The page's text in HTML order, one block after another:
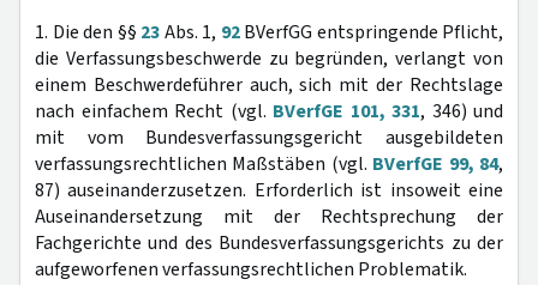
1. Die den §§ 23Abs. 1, 92BVerfGG entspringende Pflicht,
die Verfassungsbeschwerde zu begründen, verlangt von
einem Beschwerdeführer auch, sich mit der Rechtslage
nach einfachem Recht (vgl. BVerfGE 101, 331, 346) und
mit vom Bundesverfassungsgericht ausgebildeten
verfassungsrechtlichen Maßstäben (vgl. BVerfGE 99, 84,
87) auseinanderzusetzen. Erforderlich ist insoweit eine
Auseinandersetzung mit der Rechtsprechung der
Fachgerichte und des Bundesverfassungsgerichts zu der
aufgeworfenen verfassungsrechtlichen Problematik.